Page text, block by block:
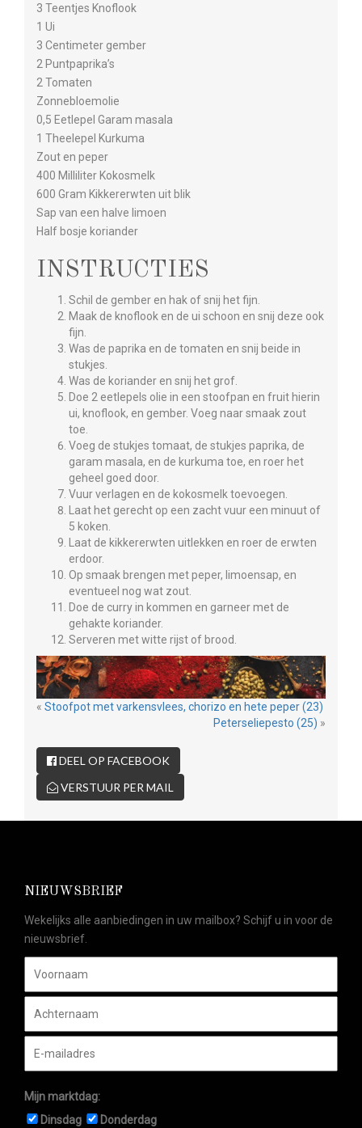
3 Teentjes Knoflook
1 Ui
3 Centimeter gember
2 Puntpaprika’s
2 Tomaten
Zonnebloemolie
0,5 Eetlepel Garam masala
1 Theelepel Kurkuma
Zout en peper
400 Milliliter Kokosmelk
600 Gram Kikkererwten uit blik
Sap van een halve limoen
Half bosje koriander
INSTRUCTIES
Schil de gember en hak of snij het fijn.
Maak de knoflook en de ui schoon en snij deze ook
fijn.
Was de paprika en de tomaten en snij beide in
stukjes.
Was de koriander en snij het grof.
Doe 2 eetlepels olie in een stoofpan en fruit hierin
ui, knoflook, en gember. Voeg naar smaak zout
toe.
Voeg de stukjes tomaat, de stukjes paprika, de
garam masala, en de kurkuma toe, en roer het
geheel goed door.
Vuur verlagen en de kokosmelk toevoegen.
Laat het gerecht op een zacht vuur een minuut of
5 koken.
Laat de kikkererwten uitlekken en roer de erwten
erdoor.
Op smaak brengen met peper, limoensap, en
eventueel nog wat zout.
Doe de curry in kommen en garneer met de
gehakte koriander.
Serveren met witte rijst of brood.
« Stoofpot met varkensvlees, chorizo en hete peper (23)
Peterseliepesto (25) »
DEEL OP FACEBOOK
VERSTUUR PER MAIL
NIEUWSBRIEF
Wekelijks alle aanbiedingen in uw mailbox? Schijf u in voor de
nieuwsbrief.
Mijn marktdag:
Dinsdag
Donderdag